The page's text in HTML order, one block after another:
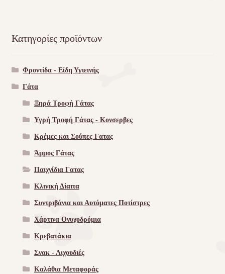
Κατηγορίες προϊόντων
Φροντίδα - Είδη Υγιεινής
Γάτα
Ξηρά Τροφή Γάτας
Υγρή Τροφή Γάτας - Kονσερβες
Κρέμες και Σούπες Γατας
Άμμος Γάτας
Παιχνίδια Γατας
Κλινική Δίαιτα
Συντριβάνια και Αυτόματες Ποτίστρες
Χάρτινα Ονυχοδρόμια
Κρεβατάκια
Σνακ - Λιχουδιές
Καλάθια Μεταφοράς